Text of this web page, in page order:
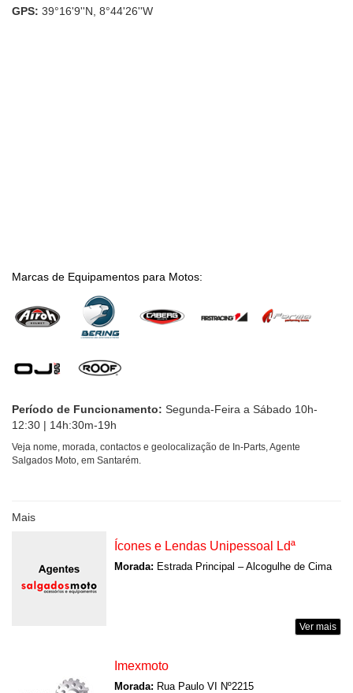
GPS: 39°16'9''N, 8°44'26''W
Marcas de Equipamentos para Motos:
Período de Funcionamento: Segunda-Feira a Sábado 10h-
12:30 | 14h:30m-19h
Veja nome, morada, contactos e geolocalização de In-Parts, Agente
Salgados Moto, em Santarém.
Mais
Ícones e Lendas Unipessoal Ldª
Morada: Estrada Principal – Alcogulhe de Cima
Ver mais
Imexmoto
Morada: Rua Paulo VI Nº2215